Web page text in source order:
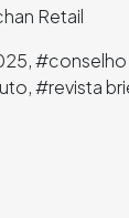
Retail
#conselho
#revista